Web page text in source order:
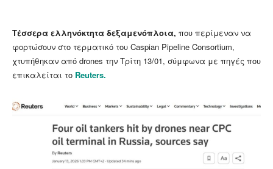
Τέσσερα ελληνόκτητα δεξαμενόπλοια, που περίμεναν να
φορτώσουν στο τερματικό του Caspian Pipeline Consortium,
χτυπήθηκαν από drones την Τρίτη 13/01, σύμφωνα με πηγές που
επικαλείται το Reuters.